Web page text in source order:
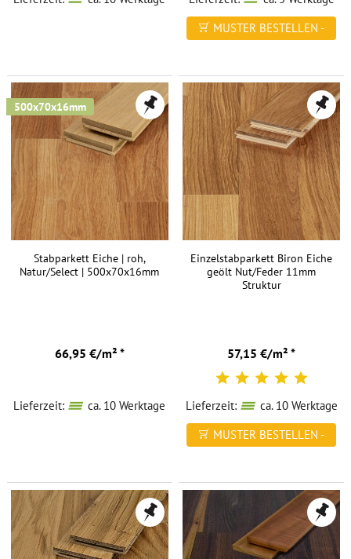
MUSTER BESTELLEN -
500x70x16mm
Stabparkett Eiche | roh,
Natur/Select | 500x70x16mm
66,95 €/m² *
Lieferzeit: ca. 10 Werktage
Einzelstabparkett Biron Eiche
geölt Nut/Feder 11mm
Struktur
57,15 €/m² *
Lieferzeit:
ca. 10 Werktage
MUSTER BESTELLEN -